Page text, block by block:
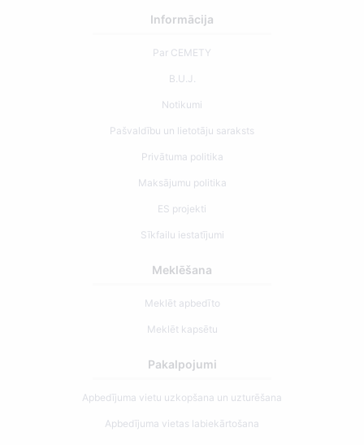
Informācija
Par CEMETY
B.U.J.
Notikumi
Pašvaldību un lietotāju saraksts
Privātuma politika
Maksājumu politika
ES projekti
Sīkfailu iestatījumi
Meklēšana
Meklēt apbedīto
Meklēt kapsētu
Pakalpojumi
Apbedījuma vietu uzkopšana un uzturēšana
Apbedījuma vietas labiekārtošana